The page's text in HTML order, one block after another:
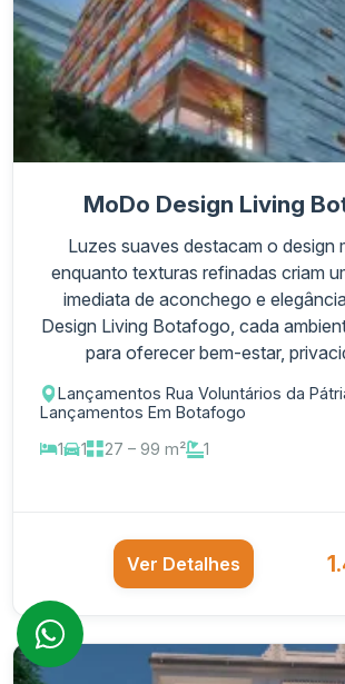
MoDo Design Living
Luzes suaves destacam o design
enquanto texturas refinadas criam
imediata de aconchego e
Design Living Botafogo, cada
para oferecer bem-estar,
Lançamentos Rua Voluntários da
Lançamentos Em Botafogo
1
1 27 – 99 m² 1
Ver Detalhes